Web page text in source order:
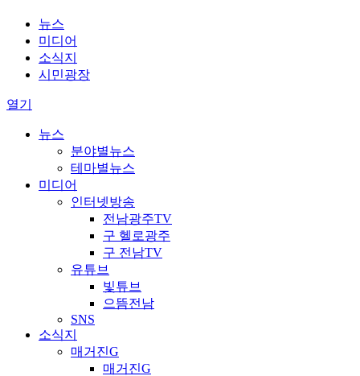
뉴스
미디어
소식지
시민광장
열기
뉴스
분야별뉴스
테마별뉴스
미디어
인터넷방송
전남광주TV
구 헬로광주
구 전남TV
유튜브
빛튜브
으뜸전남
SNS
소식지
매거진G
매거진G